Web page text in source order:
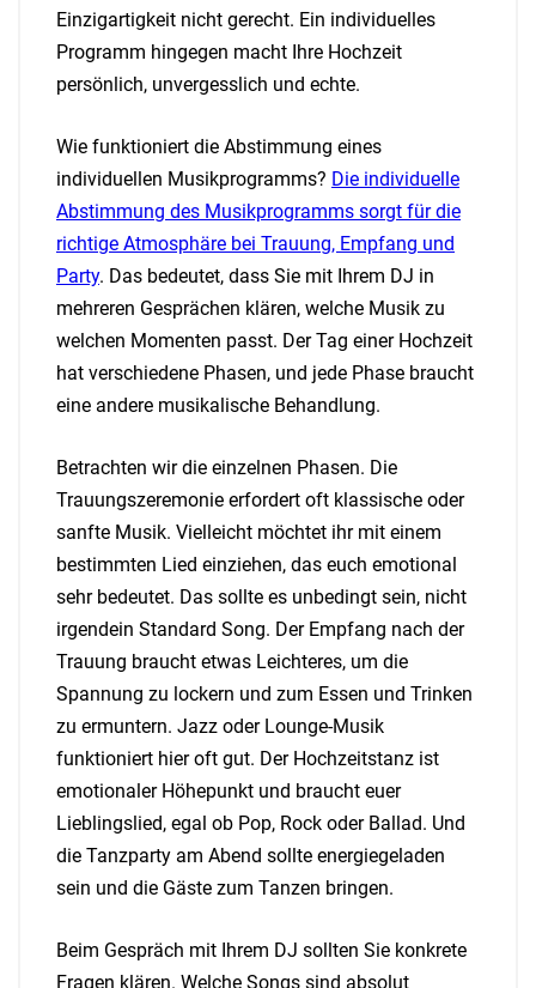
Einzigartigkeit nicht gerecht. Ein individuelles
Programm hingegen macht Ihre Hochzeit
persönlich, unvergesslich und echte.
Wie funktioniert die Abstimmung eines
individuellen Musikprogramms? Die individuelle
Abstimmung des Musikprogramms sorgt für die
richtige Atmosphäre bei Trauung, Empfang und
Party. Das bedeutet, dass Sie mit Ihrem DJ in
mehreren Gesprächen klären, welche Musik zu
welchen Momenten passt. Der Tag einer Hochzeit
hat verschiedene Phasen, und jede Phase braucht
eine andere musikalische Behandlung.
Betrachten wir die einzelnen Phasen. Die
Trauungszeremonie erfordert oft klassische oder
sanfte Musik. Vielleicht möchtet ihr mit einem
bestimmten Lied einziehen, das euch emotional
sehr bedeutet. Das sollte es unbedingt sein, nicht
irgendein Standard Song. Der Empfang nach der
Trauung braucht etwas Leichteres, um die
Spannung zu lockern und zum Essen und Trinken
zu ermuntern. Jazz oder Lounge-Musik
funktioniert hier oft gut. Der Hochzeitstanz ist
emotionaler Höhepunkt und braucht euer
Lieblingslied, egal ob Pop, Rock oder Ballad. Und
die Tanzparty am Abend sollte energiegeladen
sein und die Gäste zum Tanzen bringen.
Beim Gespräch mit Ihrem DJ sollten Sie konkrete
Fragen klären. Welche Songs sind absolut